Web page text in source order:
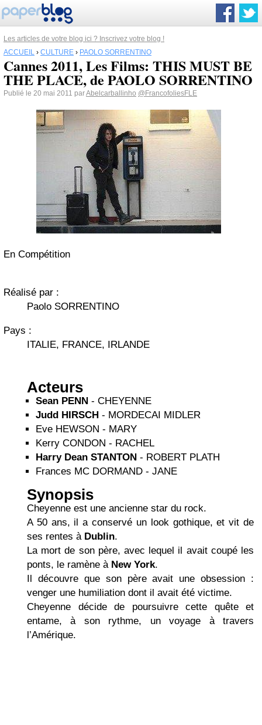
Les articles de votre blog ici ? Inscrivez votre blog !
ACCUEIL › CULTURE › PAOLO SORRENTINO
Cannes 2011, Les Films: THIS MUST BE
THE PLACE, de PAOLO SORRENTINO
Publié le 20 mai 2011 parAbelcarballinho @FrancofoliesFLE
En Compétition
Réalisé par :
Paolo SORRENTINO
Pays :
ITALIE, FRANCE, IRLANDE
Acteurs
Sean PENN - CHEYENNE
Judd HIRSCH - MORDECAI MIDLER
Eve HEWSON - MARY
Kerry CONDON - RACHEL
Harry Dean STANTON - ROBERT PLATH
Frances MC DORMAND - JANE
Synopsis
Cheyenne est une ancienne star du rock.
A 50 ans, il a conservé un look gothique, et vit de
ses rentes à Dublin.
La mort de son père, avec lequel il avait coupé les
ponts, le ramène à New York.
Il découvre que son père avait une obsession :
venger une humiliation dont il avait été victime.
Cheyenne décide de poursuivre cette quête et
entame, à son rythme, un voyage à travers
l’Amérique.